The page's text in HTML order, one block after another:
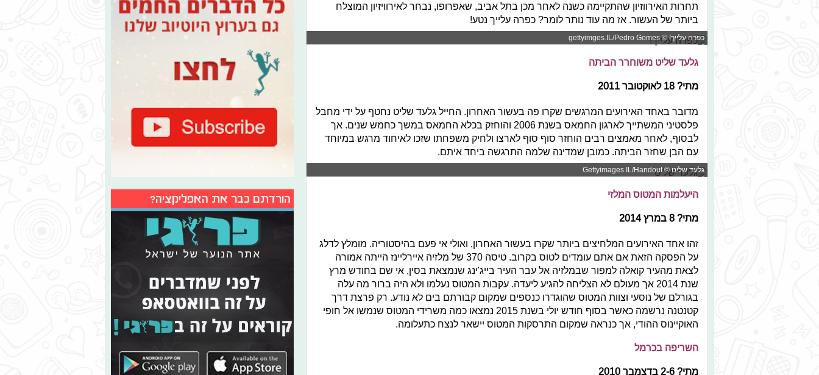
תחרות האירווזיון שהתקיימה כשנה לאחר מכן בתל אביב, שאפרופו, נבחר לאירוויזיון המוצלח
ביותר של העשור. אז מה עוד נותר לומר? כפרה עלייך נטע!
כפרה עלייך! © gettyimges.IL/Pedro Gomes
גלעד שליט משוחרר הביתה
מתי? 18 לאוקטובר 2011
מדובר באחד האירועים המרגשים שקרו פה בעשור האחרון. החייל גלעד שליט נחטף על ידי מחבל
פלסטיני המשתייך לארגון החמאס בשנת 2006 והוחזק בכלא החמאס במשך כחמש שנים. אך
לבסוף, לאחר מאמצים רבים הוחזר סוף סוף לארצו ולחיק משפחתו שזכו לאיחוד מרגש במיוחד
עם הבן שחזר הביתה. כמובן שמדינה שלמה התרגשה ביחד איתם.
גלעד שליט © Gettyimages.IL/Handout
היעלמות המטוס המלזי
מתי? 8 במרץ 2014
זהו אחד האירועים המלחיצים ביותר שקרו בעשור האחרון, ואולי אי פעם בהיסטוריה. מומלץ לדלג
על הפסקה הזאת אם אתם עומדים לטוס בקרוב. טיסה 370 של מלזיה איירליינז הייתה אמורה
לצאת מהעיר קואלה למפור שבמלזיה אל עבר העיר בייג'ינג שנמצאת בסין, אי שם בחודש מרץ
שנת 2014 אך מעולם לא הצליחה להגיע ליעדה. עקבות המטוס נעלמו ולא היה ברור מה עלה
בגורלם של נוסעי וצוות המטוס שהוגדרו כנספים שמקום קבורתם בים לא נודע. רק פרצת דרך
קטנטנה נרשמה כאשר בסוף חודש יולי בשנת 2015 נמצאו כמה משרידי המטוס שנמשו אל חופי
האוקיינוס ההודי, אך כנראה שמקום התרסקות המטוס יישאר לנצח כתעלומה.
השריפה בכרמל
מתי? 2-6 בדצמבר 2010
הורדתם כבר את האפליקציה?